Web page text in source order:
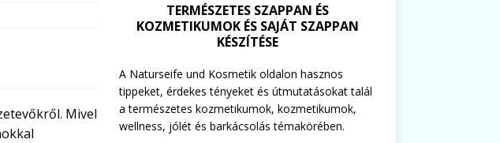
Mivel
TERMÉSZETES SZAPPAN ÉS
KOZMETIKUMOK ÉS SAJÁT SZAPPAN
KÉSZÍTÉSE
A Naturseife und Kosmetik oldalon hasznos
tippeket, érdekes tényeket és útmutatásokat talál
a természetes kozmetikumok, kozmetikumok,
wellness, jólét és barkácsolás témakörében.